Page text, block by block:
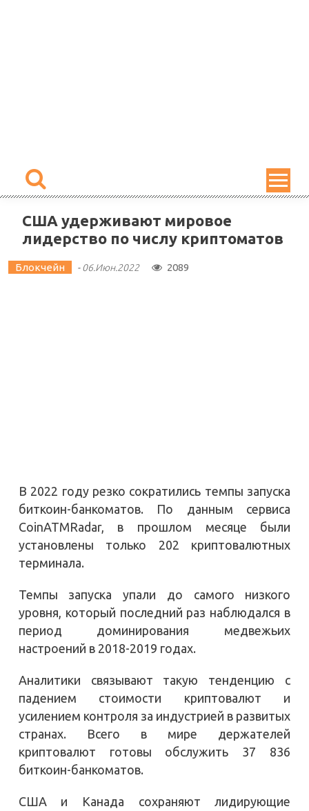
США удерживают мировое
лидерство по числу криптоматов
Блокчейн -06.Июн.2022 2089
В 2022 году резко сократились темпы запуска
биткоин-банкоматов. По данным сервиса
CoinATMRadar, в прошлом месяце были
установлены только 202 криптовалютных
терминала.
Темпы запуска упали до самого низкого
уровня, который последний раз наблюдался в
период доминирования медвежьих
настроений в 2018-2019 годах.
Аналитики связывают такую тенденцию с
падением стоимости криптовалют и
усилением контроля за индустрией в развитых
странах. Всего в мире держателей
криптовалют готовы обслужить 37 836
биткоин-банкоматов.
США и Канада сохраняют лидирующие